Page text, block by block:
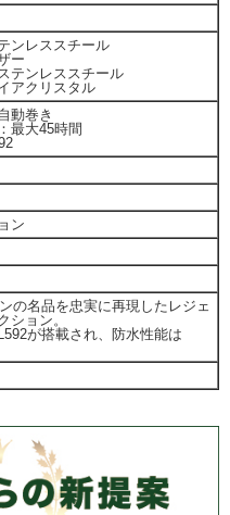
ンレススチール
ー
テンレススチール
アクリスタル
動巻き
最大45時間
ン
の名品を忠実に再現したレジェ
ション。
が搭載され、防水性能は